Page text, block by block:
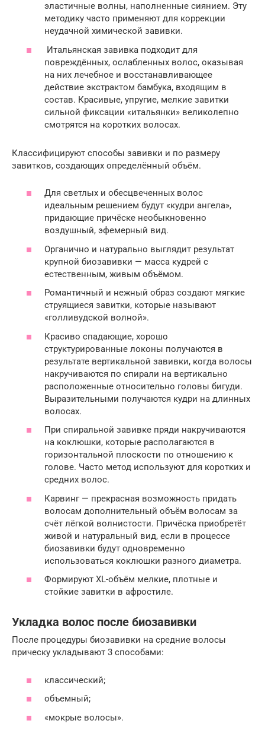
эластичные волны, наполненные сиянием. Эту
методику часто применяют для коррекции
неудачной химической завивки.
Итальянская завивка подходит для
повреждённых, ослабленных волос, оказывая
на них лечебное и восстанавливающее
действие экстрактом бамбука, входящим в
состав. Красивые, упругие, мелкие завитки
сильной фиксации «итальянки» великолепно
смотрятся на коротких волосах.
Классифицируют способы завивки и по размеру
завитков, создающих определённый объём.
Для светлых и обесцвеченных волос
идеальным решением будут «кудри ангела»,
придающие причёске необыкновенно
воздушный, эфемерный вид.
Органично и натурально выглядит результат
крупной биозавивки — масса кудрей с
естественным, живым объёмом.
Романтичный и нежный образ создают мягкие
струящиеся завитки, которые называют
«голливудской волной».
Красиво спадающие, хорошо
структурированные локоны получаются в
результате вертикальной завивки, когда волосы
накручиваются по спирали на вертикально
расположенные относительно головы бигуди.
Выразительными получаются кудри на длинных
волосах.
При спиральной завивке пряди накручиваются
на коклюшки, которые располагаются в
горизонтальной плоскости по отношению к
голове. Часто метод используют для коротких и
средних волос.
Карвинг — прекрасная возможность придать
волосам дополнительный объём волосам за
счёт лёгкой волнистости. Причёска приобретёт
живой и натуральный вид, если в процессе
биозавивки будут одновременно
использоваться коклюшки разного диаметра.
Формируют XL-объём мелкие, плотные и
стойкие завитки в афростиле.
Укладка волос после биозавивки
После процедуры биозавивки на средние волосы
прическу укладывают 3 способами:
классический;
объемный;
«мокрые волосы».